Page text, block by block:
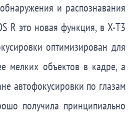
и распознавания
R это новая функция, в X-T3
оптимизирован для
мелких объектов в кадре, а
автофокусировки по глазам
получила принципиально